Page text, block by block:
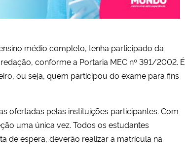
médio completo, tenha participado da
conforme a Portaria MEC nº 391/2002. É
ou seja, quem participou do exame para fins
ofertadas pelas instituições participantes. Com
uma única vez. Todos os estudantes
de espera, deverão realizar a matrícula na